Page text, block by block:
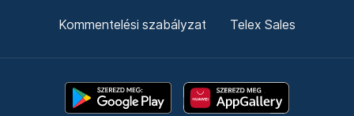
Kommentelési szabályzat Telex Sales